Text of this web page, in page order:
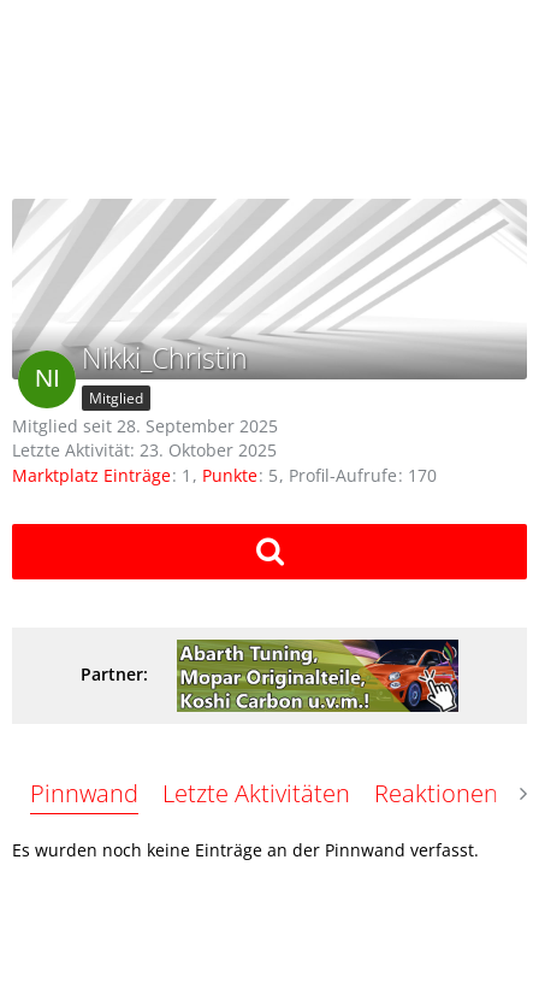
Nikki_Christin
Mitglied
Mitglied seit 28. September 2025
Letzte Aktivität: 23. Oktober 2025
Marktplatz Einträge 1 Punkte 5 Profil-Aufrufe 170
Partner:
Pinnwand Letzte Aktivitäten Reaktionen
Es wurden noch keine Einträge an der Pinnwand verfasst.